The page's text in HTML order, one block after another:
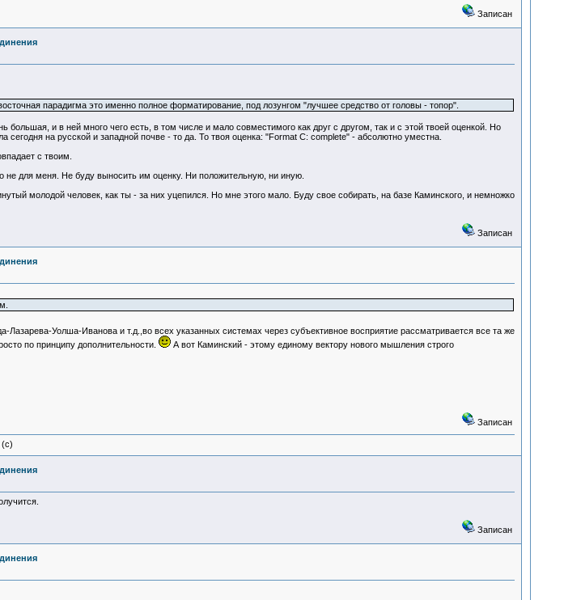
Записан
парадигма это именно полное форматирование, под лозунгом "лучшее средство от головы - топор".
и в ней много чего есть, в том числе и мало совместимого как друг с другом, так и с этой твоей оценкой. Но
на русской и западной почве - то да. То твоя оценка: "Format C: соmplete" - абсолютно уместна.
с твоим.
не для меня. Не буду выносить им оценку. Ни положительную, ни иную.
молодой человек, как ты - за них уцепился. Но мне этого мало. Буду свое собирать, на базе Каминского, и немножко
Записан
Лазарева-Уолша-Иванова и т.д.,во всех указанных системах через субъективное восприятие рассматривается все та же
по принципу дополнительности.
А вот Каминский - этому единому вектору нового мышления строго
Записан
(c)
Записан